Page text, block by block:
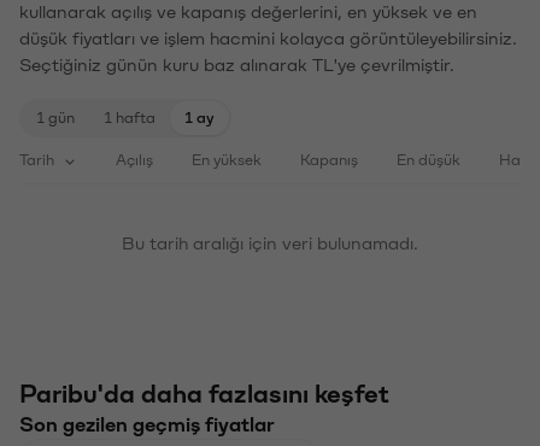
kullanarak açılış ve kapanış değerlerini, en yüksek ve en
düşük fiyatları ve işlem hacmini kolayca görüntüleyebilirsiniz.
Seçtiğiniz günün kuru baz alınarak TL'ye çevrilmiştir.
1 gün 1 hafta 1 ay
Tarih Açılış En yüksek Kapanış En düşük
Bu tarih aralığı için veri bulunamadı.
Paribu'da daha fazlasını keşfet
Son gezilen geçmiş fiyatlar